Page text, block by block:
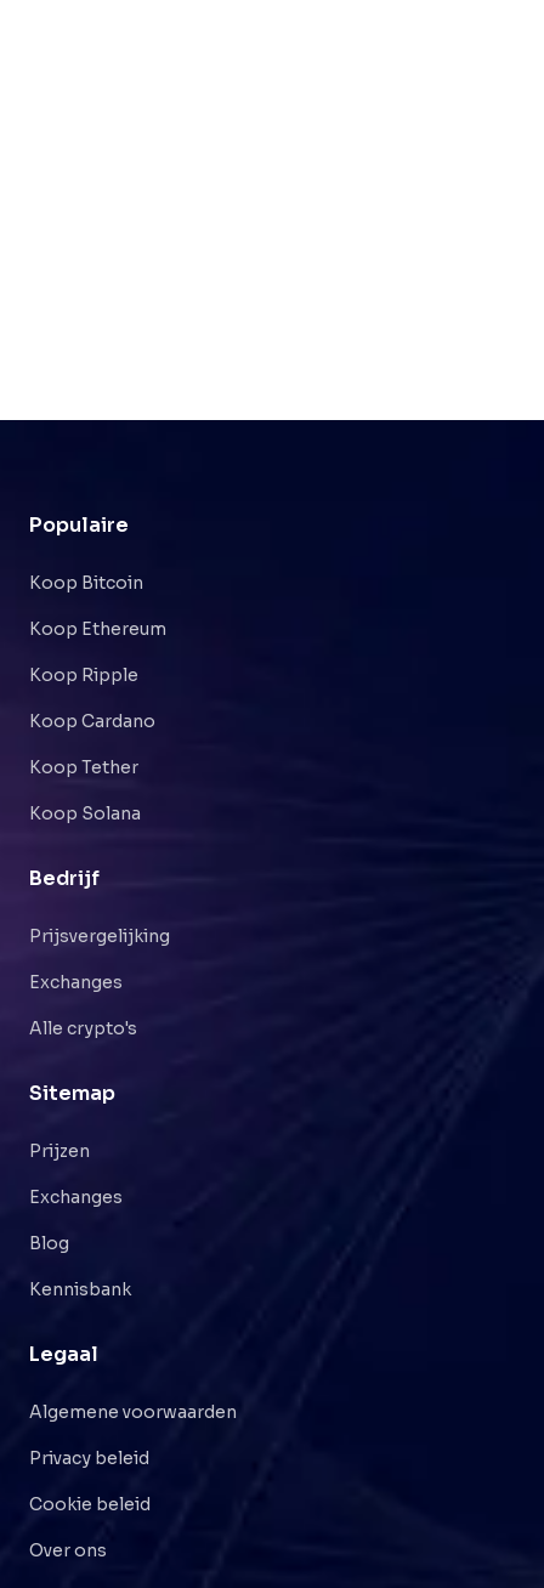
Populaire
Koop Bitcoin
Koop Ethereum
Koop Ripple
Koop Cardano
Koop Tether
Koop Solana
Bedrijf
Prijsvergelijking
Exchanges
Alle crypto's
Sitemap
Prijzen
Exchanges
Blog
Kennisbank
Legaal
Algemene voorwaarden
Privacy beleid
Cookie beleid
Over ons